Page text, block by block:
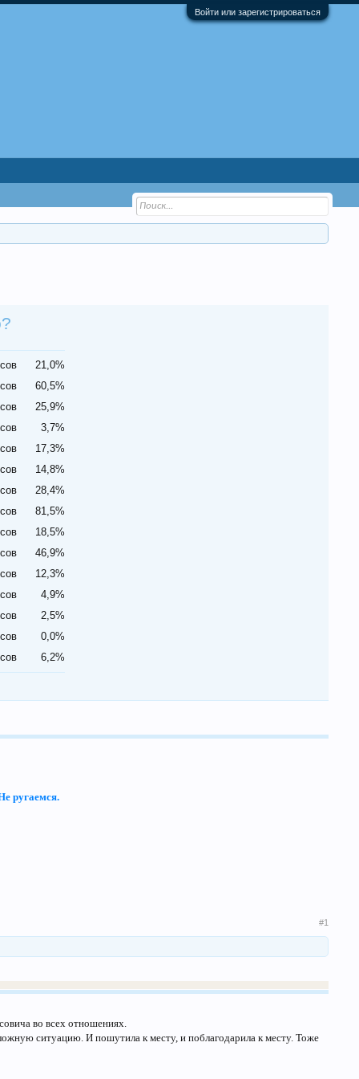
Войти или зарегистрироваться
21,0%
60,5%
25,9%
3,7%
17,3%
14,8%
28,4%
81,5%
18,5%
46,9%
12,3%
4,9%
2,5%
0,0%
6,2%
ругаемся.
#1
во всех отношениях.
ситуацию. И пошутила к месту, и поблагодарила к месту. Тоже